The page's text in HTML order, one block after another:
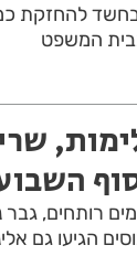
להחזקת
המשפט
רותחים,
הגיעו גם